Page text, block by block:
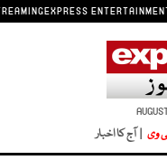
EXPRESS
وی | آج کا اخبار